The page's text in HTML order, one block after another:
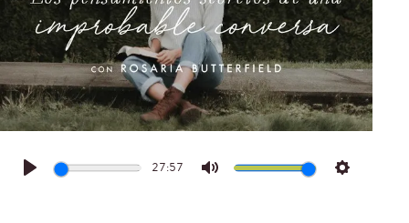
Play
27:57
Mute Settings